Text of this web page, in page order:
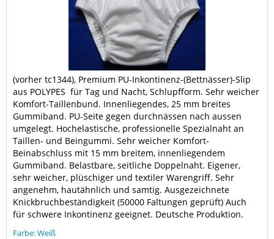
(vorher tc1344), Premium PU-Inkontinenz-(Bettnässer)-Slip
aus POLYPES für Tag und Nacht, Schlupfform. Sehr weicher
Komfort-Taillenbund. Innenliegendes, 25 mm breites
Gummiband. PU-Seite gegen durchnässen nach aussen
umgelegt. Hochelastische, professionelle Spezialnaht an
Taillen- und Beingummi. Sehr weicher Komfort-
Beinabschluss mit 15 mm breitem, innenliegendem
Gummiband. Belastbare, seitliche Doppelnaht. Eigener,
sehr weicher, plüschiger und textiler Warengriff. Sehr
angenehm, hautähnlich und samtig. Ausgezeichnete
Knickbruchbeständigkeit (50000 Faltungen geprüft) Auch
für schwere Inkontinenz geeignet. Deutsche Produktion.
Farbe: Weiß